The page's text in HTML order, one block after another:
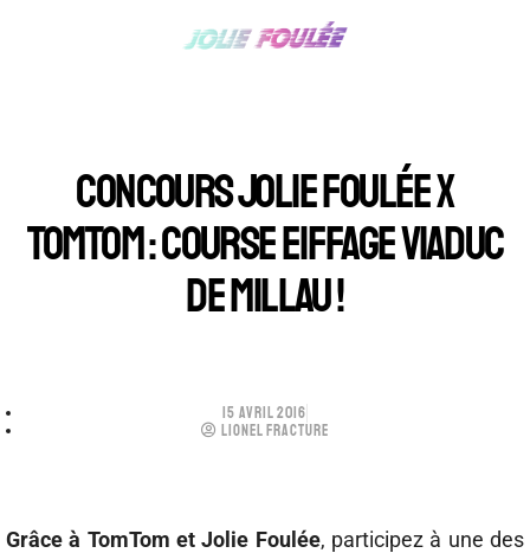
CONCOURS JOLIE FOULÉE X
TOMTOM : COURSE EIFFAGE VIADUC
DE MILLAU !
15 AVRIL 2016
LIONEL FRACTURE
Grâce à TomTom et Jolie Foulée, participez à une des